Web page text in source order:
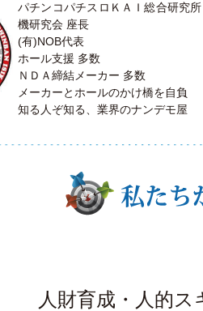
パチンコパチスロＫＡＩ総合研究
機研究会 座長
(有)NOB代表
ホール支援 多数
ＮＤＡ締結メーカー 多数
メーカーとホールのかけ橋を自負
知る人ぞ知る、業界のナンデモ屋
人財育成・人的